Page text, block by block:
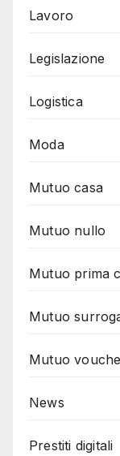
Lavoro
Legislazione
Logistica
Moda
Mutuo casa
Mutuo nullo
Mutuo prima
Mutuo
Mutuo
News
Prestiti digitali